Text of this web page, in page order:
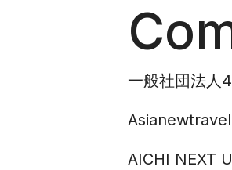
一般社団法人
AICHI NEXT